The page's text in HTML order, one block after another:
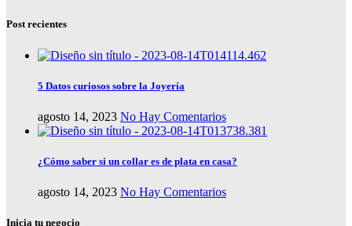
Post recientes
5 Datos curiosos sobre la Joyería
agosto 14, 2023 No Hay Comentarios
¿Cómo saber si un collar es de plata en casa?
agosto 14, 2023 No Hay Comentarios
Inicia tu negocio